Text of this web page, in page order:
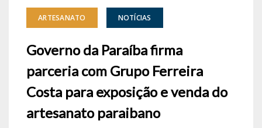
ARTESANATO NOTÍCIAS
Governo da Paraíba firma
parceria com Grupo Ferreira
Costa para exposição e venda do
artesanato paraibano